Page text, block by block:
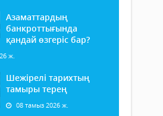
Азаматтардың
банкроттығында
қандай өзгеріс бар?
ж.
Шежірелі тарихтың
тамыры терең
08 тамыз 2026 ж.